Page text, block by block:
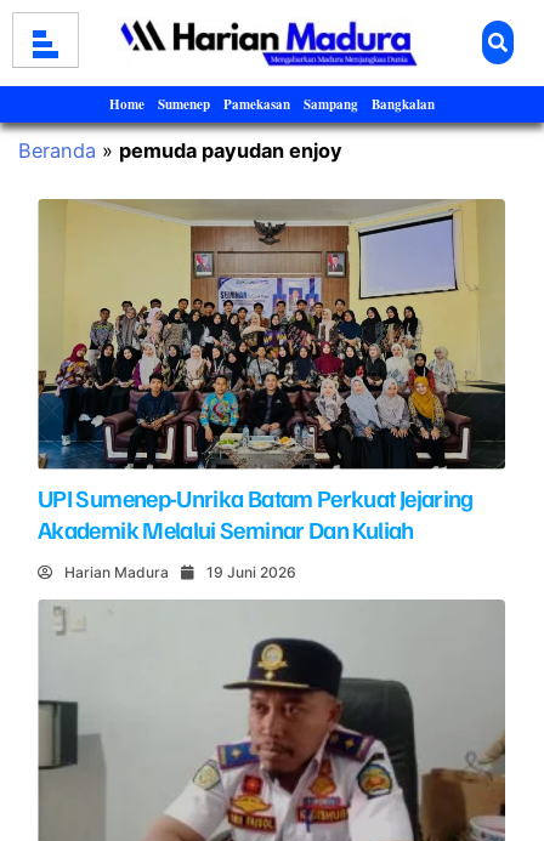
Home Sumenep Pamekasan Sampang Bangkalan
Beranda » pemuda payudan enjoy
UPI Sumenep-Unrika Batam Perkuat Jejaring
Akademik Melalui Seminar Dan Kuliah
Harian Madura 19 Juni 2026